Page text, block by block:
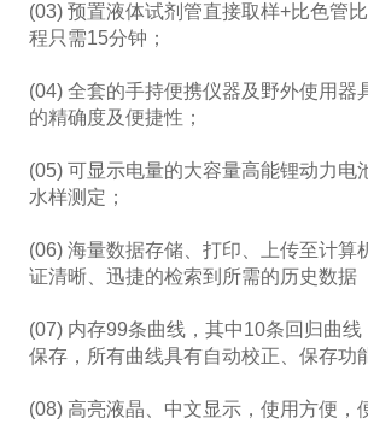
(03) 预置液体试剂管直接取样+比色管
程只需15分钟；
(04) 全套的手持便携仪器及野外使用器
的精确度及便捷性；
(05) 可显示电量的大容量高能锂动力电
水样测定；
(06) 海量数据存储、打印、上传至计算
证清晰、迅捷的检索到所需的历史数据
(07) 内存99条曲线，其中10条回归曲
保存，所有曲线具有自动校正、保存功
(08) 高亮液晶、中文显示，使用方便，